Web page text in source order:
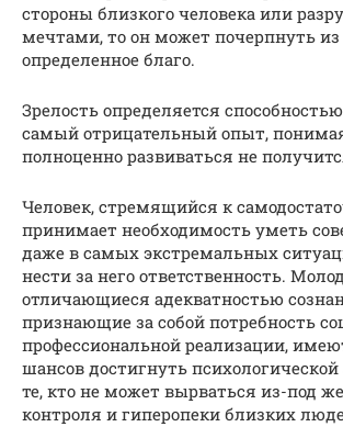
стороны близкого человека или
мечтами, то он может почерпнуть из
определенное благо.
Зрелость определяется
самый отрицательный опыт,
полноценно развиваться не
Человек, стремящийся к
принимает необходимость уметь
даже в самых экстремальных
нести за него ответственность.
отличающиеся адекватностью
признающие за собой потребность
профессиональной реализации,
шансов достигнуть
те, кто не может вырваться из-под
контроля и гиперопеки близких